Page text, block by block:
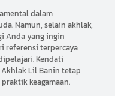
dalam
Namun, selain akhlak,
Anda yang ingin
referensi terpercaya
Kendati
Lil Banin tetap
keagamaan.